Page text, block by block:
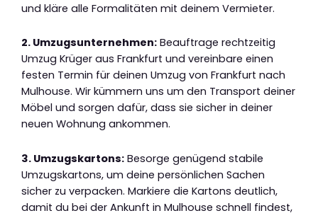
und kläre alle Formalitäten mit deinem Vermieter.
2. Umzugsunternehmen: Beauftrage rechtzeitig
Umzug Krüger aus Frankfurt und vereinbare einen
festen Termin für deinen Umzug von Frankfurt nach
Mulhouse. Wir kümmern uns um den Transport deiner
Möbel und sorgen dafür, dass sie sicher in deiner
neuen Wohnung ankommen.
3. Umzugskartons: Besorge genügend stabile
Umzugskartons, um deine persönlichen Sachen
sicher zu verpacken. Markiere die Kartons deutlich,
damit du bei der Ankunft in Mulhouse schnell findest,